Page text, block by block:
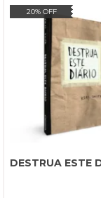
20% OFF
DESTRUA ESTE